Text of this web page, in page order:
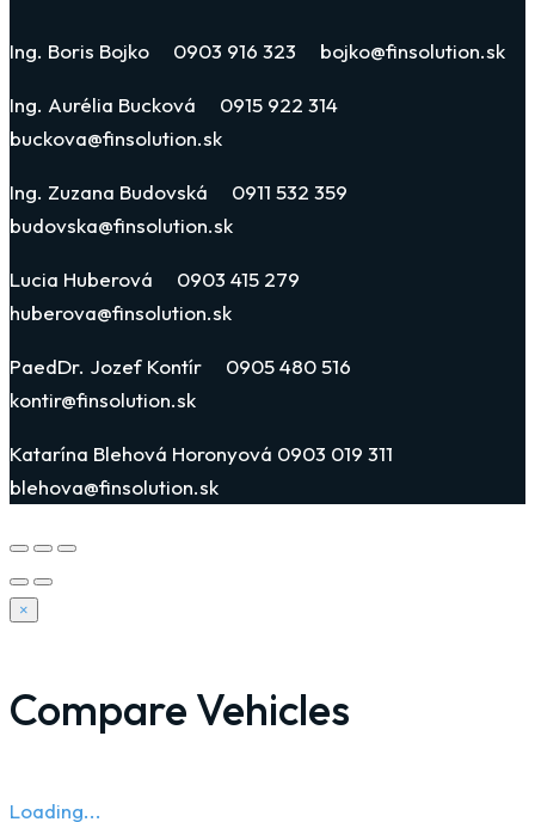
Ing. Boris Bojko 0903 916 323 bojko@finsolution.sk
Ing. Aurélia Bucková 0915 922 314
buckova@finsolution.sk
Ing. Zuzana Budovská 0911 532 359
budovska@finsolution.sk
Lucia Huberová 0903 415 279
huberova@finsolution.sk
PaedDr. Jozef Kontír 0905 480 516
kontir@finsolution.sk
Katarína Blehová Horonyová 0903 019 311
blehova@finsolution.sk
×
Compare Vehicles
Loading...